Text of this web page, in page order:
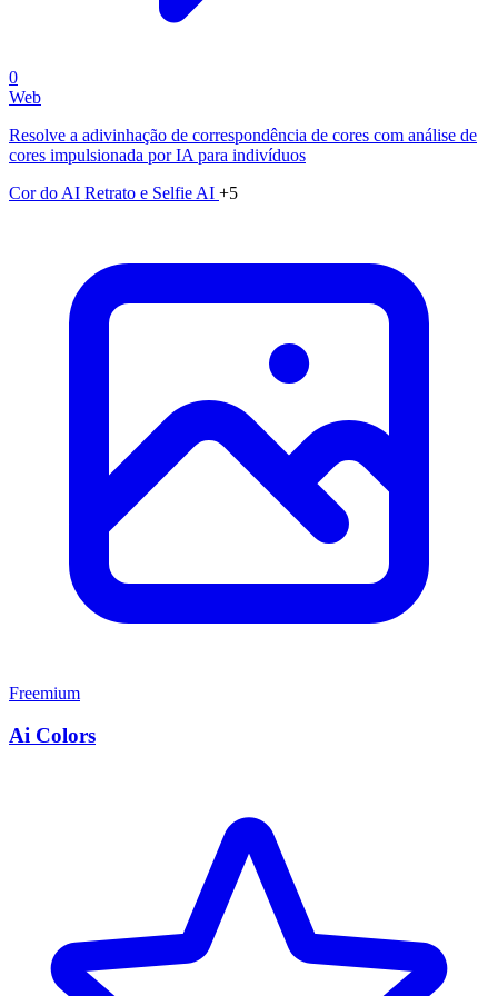
0
Web
Resolve a adivinhação de correspondência de cores com análise de
cores impulsionada por IA para indivíduos
Cor do AI Retrato e Selfie AI +5
Freemium
Ai Colors